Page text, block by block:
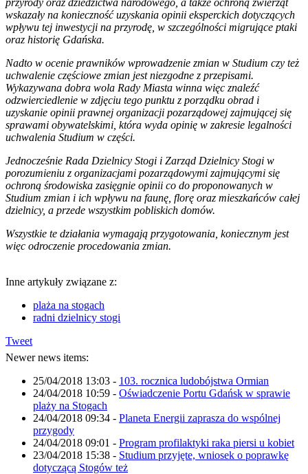
wskazały na konieczność uzyskania opinii eksperckich dotyczących
wpływu tej inwestycji na przyrodę, w szczególności migrujące ptaki
oraz historię Gdańska.
Nadto w ocenie prawników wprowadzenie zmian w Studium czy też
uchwalenie częściowe zmian jest niezgodne z przepisami.
Wykazywana dobra wola Rady Miasta winna więc znaleźć
odzwierciedlenie w zdjęciu tego punktu z porządku obrad i
uzyskanie opinii prawnej organizacji pozarządowej zajmującej się
sprawami obywatelskimi, która wyda opinię w zakresie legalności
uchwalenia Studium w części.
Jednocześnie Rada Dzielnicy Stogi i Zarząd Dzielnicy Stogi w
porozumieniu z organizacjami pozarządowymi zajmującymi się
ochroną środowiska zasięgnie opinii co do proponowanych w
Studium zmian i ich wpływu na faunę, florę oraz mieszkańców całej
dzielnicy, a przede wszystkim pobliskich domów.
Wszystkie te działania wymagają przygotowania, koniecznym jest
więc odroczenie procedowania zmian.
Inne artykuły związane z:
plaża na stogach
radni dzielnicy stogi
Tweet
Newer news items:
25/04/2018 13:03 - 103. rocznica ludobójstwa Ormian
24/04/2018 10:59 - Oświadczenie Portu Gdańsk w sprawie
plaży na Stogach
24/04/2018 09:34 - Planeta Energii zaprasza do wspólnej
przygody
24/04/2018 09:01 - Program profilaktyki raka piersi u kobiet
23/04/2018 15:38 - Studium przyjęte, wniosek o poprawkę
dotyczącą Stogów też